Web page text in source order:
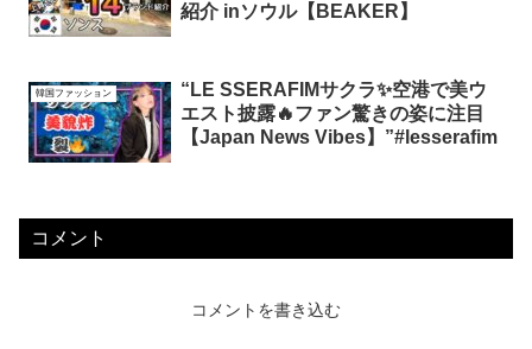
紹介 inソウル【BEAKER】
韓国ファッション
“LE SSERAFIMサクラ✨空港で美ウ
エスト披露🔥ファン驚きの姿に注目
【Japan News Vibes】”#lesserafim
コメント
コメントを書き込む